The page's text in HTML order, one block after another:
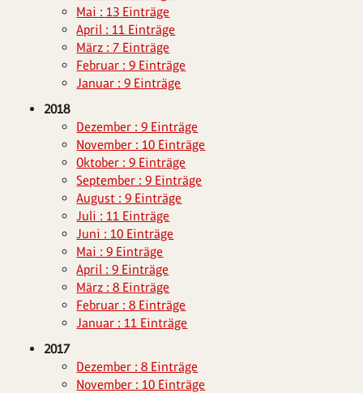
Mai : 13 Einträge
April : 11 Einträge
März : 7 Einträge
Februar : 9 Einträge
Januar : 9 Einträge
2018
Dezember : 9 Einträge
November : 10 Einträge
Oktober : 9 Einträge
September : 9 Einträge
August : 9 Einträge
Juli : 11 Einträge
Juni : 10 Einträge
Mai : 9 Einträge
April : 9 Einträge
März : 8 Einträge
Februar : 8 Einträge
Januar : 11 Einträge
2017
Dezember : 8 Einträge
November : 10 Einträge